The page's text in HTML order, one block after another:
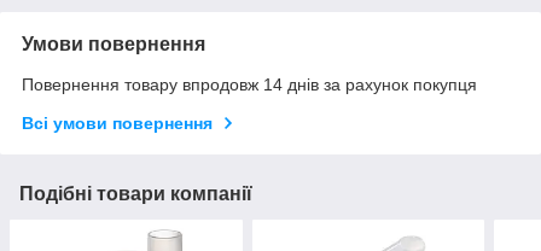
Умови повернення
Повернення товару впродовж 14 днів за рахунок покупця
Всі умови повернення
Подібні товари компанії